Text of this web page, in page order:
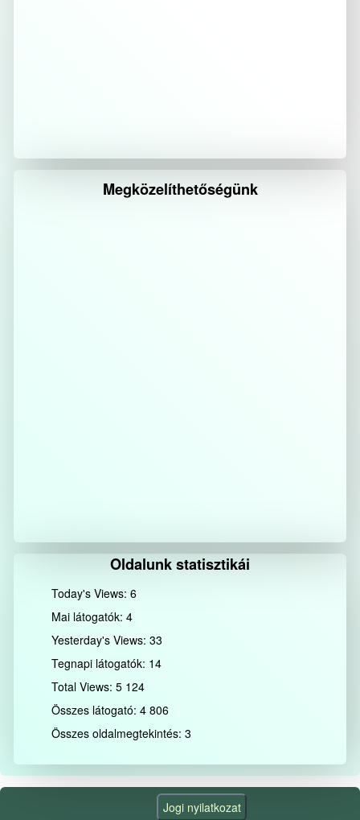
Megközelíthetőségünk
Oldalunk statisztikái
Today's Views:6
Mai látogatók:4
Yesterday's Views:33
Tegnapi látogatók: 14
Total Views:5 124
Összes látogató:4 806
Összes oldalmegtekintés:3
Jogi nyilatkozat